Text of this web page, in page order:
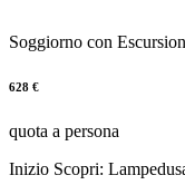
Soggiorno con
628 €
quota a persona
Inizio Scopri: